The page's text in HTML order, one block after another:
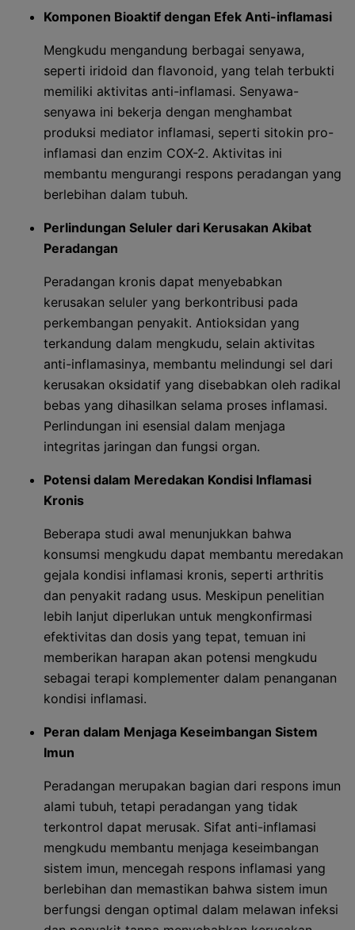
Komponen Bioaktif dengan Efek Anti-inflamasi
Mengkudu mengandung berbagai senyawa,
seperti iridoid dan flavonoid, yang telah terbukti
memiliki aktivitas anti-inflamasi. Senyawa-
senyawa ini bekerja dengan menghambat
produksi mediator inflamasi, seperti sitokin pro-
inflamasi dan enzim COX-2. Aktivitas ini
membantu mengurangi respons peradangan yang
berlebihan dalam tubuh.
Perlindungan Seluler dari Kerusakan Akibat
Peradangan
Peradangan kronis dapat menyebabkan
kerusakan seluler yang berkontribusi pada
perkembangan penyakit. Antioksidan yang
terkandung dalam mengkudu, selain aktivitas
anti-inflamasinya, membantu melindungi sel dari
kerusakan oksidatif yang disebabkan oleh radikal
bebas yang dihasilkan selama proses inflamasi.
Perlindungan ini esensial dalam menjaga
integritas jaringan dan fungsi organ.
Potensi dalam Meredakan Kondisi Inflamasi
Kronis
Beberapa studi awal menunjukkan bahwa
konsumsi mengkudu dapat membantu meredakan
gejala kondisi inflamasi kronis, seperti arthritis
dan penyakit radang usus. Meskipun penelitian
lebih lanjut diperlukan untuk mengkonfirmasi
efektivitas dan dosis yang tepat, temuan ini
memberikan harapan akan potensi mengkudu
sebagai terapi komplementer dalam penanganan
kondisi inflamasi.
Peran dalam Menjaga Keseimbangan Sistem
Imun
Peradangan merupakan bagian dari respons imun
alami tubuh, tetapi peradangan yang tidak
terkontrol dapat merusak. Sifat anti-inflamasi
mengkudu membantu menjaga keseimbangan
sistem imun, mencegah respons inflamasi yang
berlebihan dan memastikan bahwa sistem imun
berfungsi dengan optimal dalam melawan infeksi